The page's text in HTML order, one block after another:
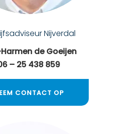
Nijverdal
de Goeijen
– 25 438 859
CONTACT OP